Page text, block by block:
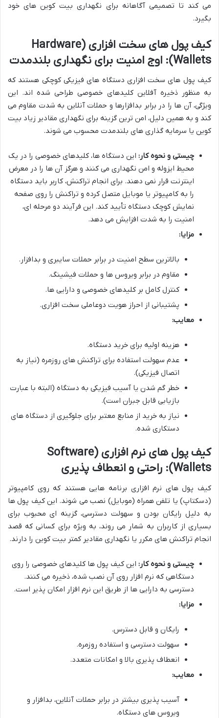
می کند تا تصمیمی آگاهانه برای نگهداری بیت کوین های خود
بگیرد.
کیف پول های سخت افزاری (Hardware
Wallets): اوج امنیت برای نگهداری بلندمدت
کیف پول های سخت افزاری دستگاه های فیزیکی کوچکی هستند که
به منظور ذخیره آفلاین کلیدهای خصوصی طراحی شده اند. این
ویژگی، آن ها را در برابر بدافزارها و حملات آنلاین به شدت مقاوم می
کند و به همین دلیل، امن ترین گزینه برای نگهداری مقادیر زیاد بیت
کوین یا سرمایه گذاری های بلندمدت محسوب می شوند.
چیستی و نحوه کار: این دستگاه ها، کلیدهای خصوصی را در یک
محیط ایزوله و امن نگهداری می کنند و هرگز آن ها را در معرض
اینترنت قرار نمی دهند. برای انجام تراکنش، کاربر باید دستگاه
را به کامپیوتر یا موبایل متصل کرده و تراکنش را روی صفحه
نمایش کوچک دستگاه تأیید کند. این فرآیند دو مرحله ای،
امنیت را به شدت افزایش می دهد.
مزایا:
بالاترین سطح امنیت در برابر حملات سایبری و بدافزار.
مقاوم در برابر ویروس ها و حملات فیشینگ.
کنترل کامل بر کلیدهای خصوصی و دارایی ها.
پشتیبانی از احراز هویت دوعاملی سخت افزاری.
معایب:
هزینه اولیه برای خرید دستگاه.
عدم سهولت استفاده برای تراکنش های روزمره (نیاز به
اتصال فیزیکی).
خطر گم شدن یا آسیب فیزیکی به دستگاه (البته با عبارت
بازیابی قابل جبران است).
نیاز به خرید از منابع معتبر برای جلوگیری از دستگاه های
دستکاری شده.
کیف پول های نرم افزاری (Software
Wallets): راحتی و انعطاف پذیری
کیف پول های نرم افزاری برنامه هایی هستند که روی کامپیوتر
(دسکتاپ) یا تلفن همراه (موبایل) نصب می شوند. این کیف پول ها
به دلیل رایگان بودن و سهولت دسترسی، گزینه ای محبوب برای
بسیاری از کاربران به شمار می روند، به ویژه برای کسانی که قصد
انجام تراکنش های مکرر یا نگهداری مقادیر کمتر بیت کوین را دارند.
چیستی و نحوه کار: این کیف پول ها کلیدهای خصوصی را روی
دستگاهی که نرم افزار روی آن نصب شده، ذخیره می کنند.
دسترسی به دارایی ها از طریق این نرم افزار امکان پذیر است.
مزایا:
رایگان و قابل دسترس.
سهولت دسترسی و استفاده روزمره.
انعطاف پذیری بالا و امکانات متعدد.
معایب:
آسیب پذیری بیشتر در برابر حملات آنلاین، بدافزار و
ویروس های دستگاه.